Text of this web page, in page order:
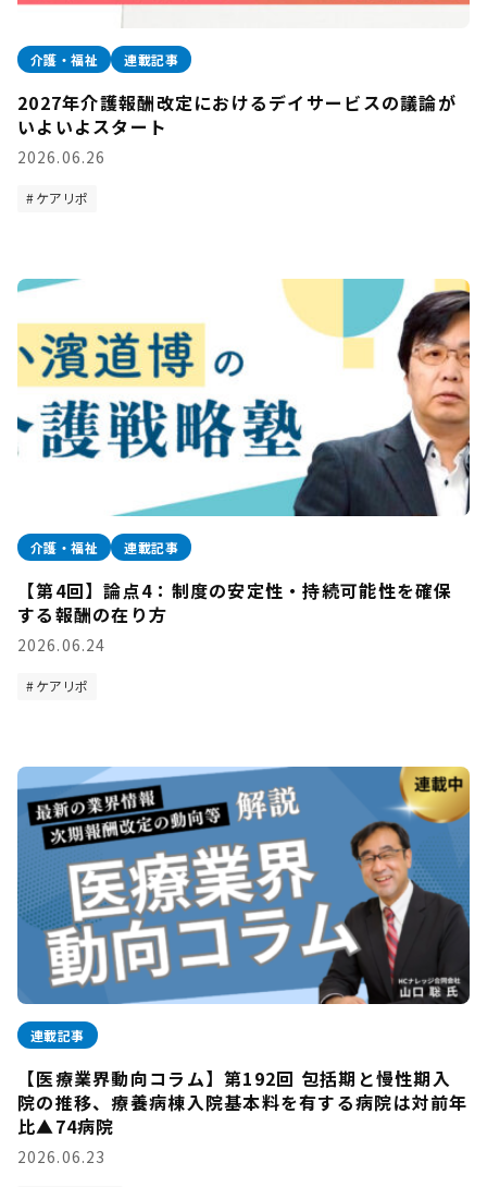
介護・福祉 連載記事
2027年介護報酬改定におけるデイサービスの議論が
いよいよスタート
2026.06.26
ケアリポ
介護・福祉 連載記事
【第4回】論点4：制度の安定性・持続可能性を確保
する報酬の在り方
2026.06.24
ケアリポ
連載記事
【医療業界動向コラム】第192回 包括期と慢性期入
院の推移、療養病棟入院基本料を有する病院は対前年
比▲74病院
2026.06.23